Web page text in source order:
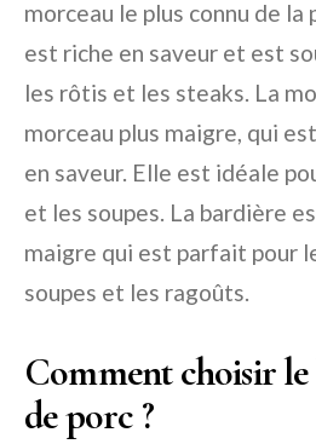
morceau le plus connu de
est riche en saveur et est
les rôtis et les steaks. La
morceau plus maigre, qui
en saveur. Elle est idéale
et les soupes. La bardière
maigre qui est parfait pour
soupes et les ragoûts.
Comment choisir
de porc ?